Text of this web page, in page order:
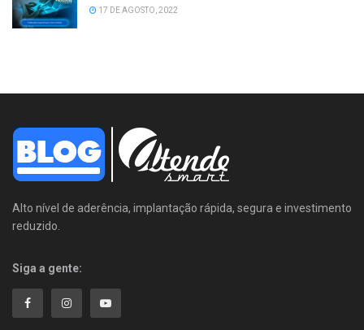
17 DE AGOSTO, 2022
Alto nível de aderência, implantação rápida, segura e investimento
reduzido.
Siga a gente: